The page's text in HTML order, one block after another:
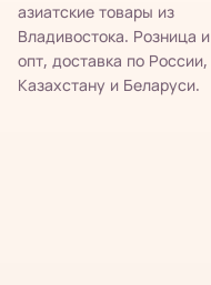
азиатские товары из
Владивостока. Розница и
опт, доставка по России,
Казахстану и Беларуси.